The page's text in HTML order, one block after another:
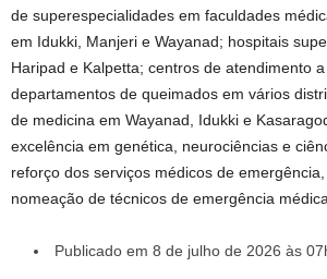
de superespecialidades em faculdades
em Idukki, Manjeri e Wayanad; hospitais
Haripad e Kalpetta; centros de atendimento
departamentos de queimados em vários
de medicina em Wayanad, Idukki e
excelência em genética, neurociências e
reforço dos serviços médicos de
nomeação de técnicos de emergência
Publicado em 8 de julho de 2026 às